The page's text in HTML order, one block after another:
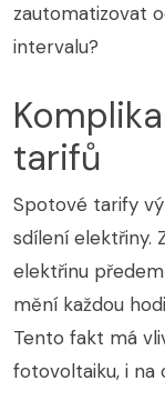
zautomatizovat
intervalu?
tarifů
Spotové tarify
sdílení elektřiny.
elektřinu
mění každou
Tento fakt má
fotovoltaiku, i na